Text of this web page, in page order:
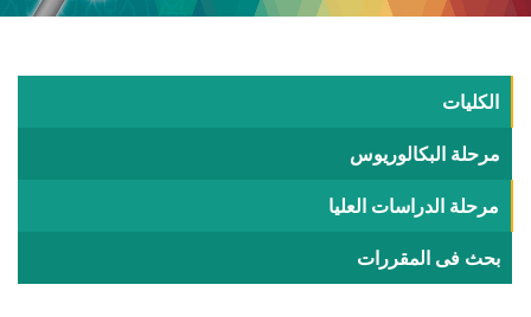
الكليات
مرحلة البكالوريوس
مرحلة الدراسات العليا
بحث فى المقررات